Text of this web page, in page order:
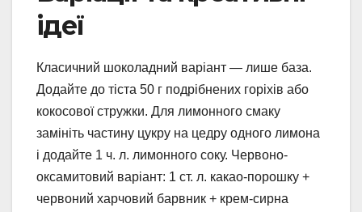
ідеї
Класичний шоколадний варіант — лише база.
Додайте до тіста 50 г подрібнених горіхів або
кокосової стружки. Для лимонного смаку
замініть частину цукру на цедру одного лимона
і додайте 1 ч. л. лимонного соку. Червоно-
оксамитовий варіант: 1 ст. л. какао-порошку +
червоний харчовий барвник + крем-сирна